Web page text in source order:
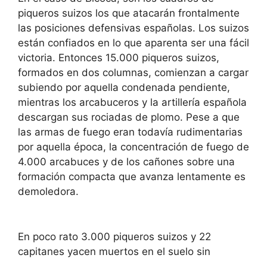
piqueros suizos los que atacarán frontalmente
las posiciones defensivas españolas. Los suizos
están confiados en lo que aparenta ser una fácil
victoria. Entonces 15.000 piqueros suizos,
formados en dos columnas, comienzan a cargar
subiendo por aquella condenada pendiente,
mientras los arcabuceros y la artillería española
descargan sus rociadas de plomo. Pese a que
las armas de fuego eran todavía rudimentarias
por aquella época, la concentración de fuego de
4.000 arcabuces y de los cañones sobre una
formación compacta que avanza lentamente es
demoledora.
En poco rato 3.000 piqueros suizos y 22
capitanes yacen muertos en el suelo sin